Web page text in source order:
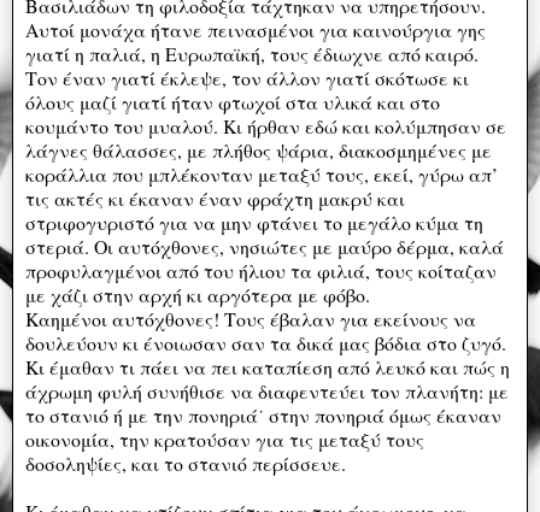
Βασιλιάδων τη φιλοδοξία τάχτηκαν να υπηρετήσουν.
Αυτοί μονάχα ήτανε πεινασμένοι για καινούργια γης
γιατί η παλιά, η Ευρωπαϊκή, τους έδιωχνε από καιρό.
Τον έναν γιατί έκλεψε, τον άλλον γιατί σκότωσε κι
όλους μαζί γιατί ήταν φτωχοί στα υλικά και στο
κουμάντο του μυαλού. Κι ήρθαν εδώ και κολύμπησαν σε
λάγνες θάλασσες, με πλήθος ψάρια, διακοσμημένες με
κοράλλια που μπλέκονταν μεταξύ τους, εκεί, γύρω απ’
τις ακτές κι έκαναν έναν φράχτη μακρύ και
στριφογυριστό για να μην φτάνει το μεγάλο κύμα τη
στεριά. Οι αυτόχθονες, νησιώτες με μαύρο δέρμα, καλά
προφυλαγμένοι από του ήλιου τα φιλιά, τους κοίταζαν
με χάζι στην αρχή κι αργότερα με φόβο.
Καημένοι αυτόχθονες! Τους έβαλαν για εκείνους να
δουλεύουν κι ένοιωσαν σαν τα δικά μας βόδια στο ζυγό.
Κι έμαθαν τι πάει να πει καταπίεση από λευκό και πώς η
άχρωμη φυλή συνήθισε να διαφεντεύει τον πλανήτη: με
το στανιό ή με την πονηριά˙ στην πονηριά όμως έκαναν
οικονομία, την κρατούσαν για τις μεταξύ τους
δοσοληψίες, και το στανιό περίσσευε.